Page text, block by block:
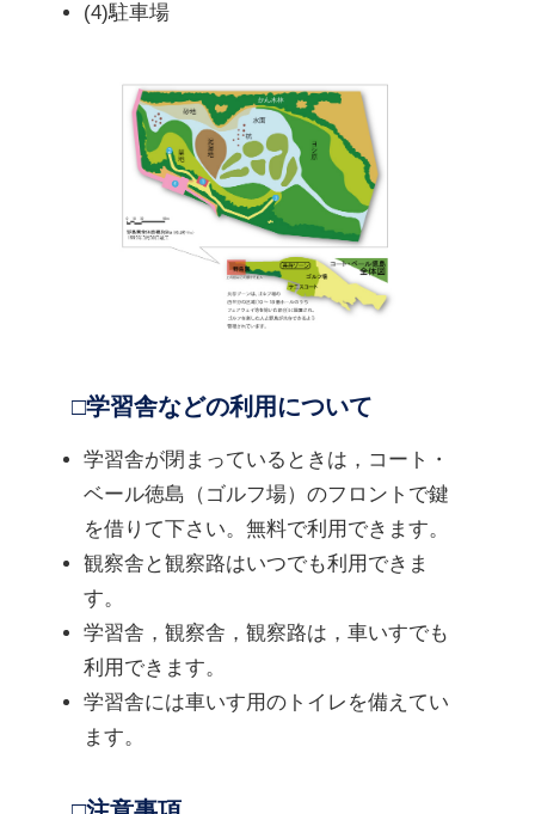
(4)駐車場
□学習舎などの利用について
学習舎が閉まっているときは，コート・
ベール徳島（ゴルフ場）のフロントで鍵
を借りて下さい。無料で利用できます。
観察舎と観察路はいつでも利用できま
す。
学習舎，観察舎，観察路は，車いすでも
利用できます。
学習舎には車いす用のトイレを備えてい
ます。